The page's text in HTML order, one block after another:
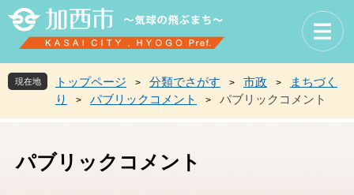
先
頭
を
飛
現在地 トップページ > 分類でさがす > 市政 >
まちづく
り
> パブリックコメント > パブリックコメント
パブリックコメント